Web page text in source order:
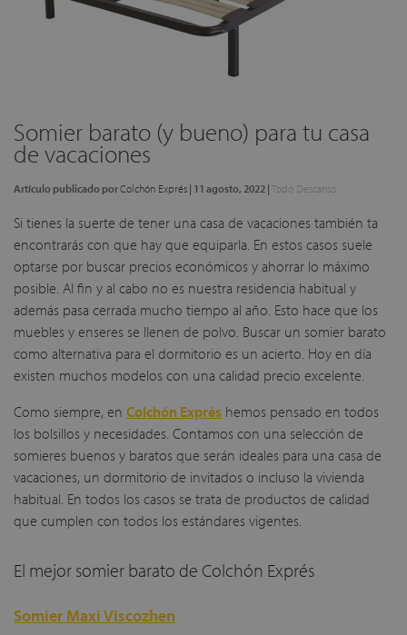
Somier barato (y bueno) para tu casa
de vacaciones
Artículo publicado porColchón Exprés | 11 agosto, 2022 | Todo Descanso
Si tienes la suerte de tener una casa de vacaciones también ta
encontrarás con que hay que equiparla. En estos casos suele
optarse por buscar precios económicos y ahorrar lo máximo
posible. Al fin y al cabo no es nuestra residencia habitual y
además pasa cerrada mucho tiempo al año. Esto hace que los
muebles y enseres se llenen de polvo. Buscar un somier barato
como alternativa para el dormitorio es un acierto. Hoy en día
existen muchos modelos con una calidad precio excelente.
Como siempre, en Colchón Exprés hemos pensado en todos
los bolsillos y necesidades. Contamos con una selección de
somieres buenos y baratos que serán ideales para una casa de
vacaciones, un dormitorio de invitados o incluso la vivienda
habitual. En todos los casos se trata de productos de calidad
que cumplen con todos los estándares vigentes.
El mejor somier barato de Colchón Exprés
Somier Maxi Viscozhen